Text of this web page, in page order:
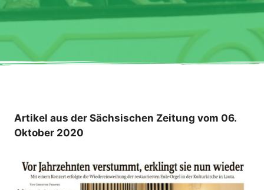
Artikel aus der Sächsischen Zeitung vom 06.
Oktober 2020